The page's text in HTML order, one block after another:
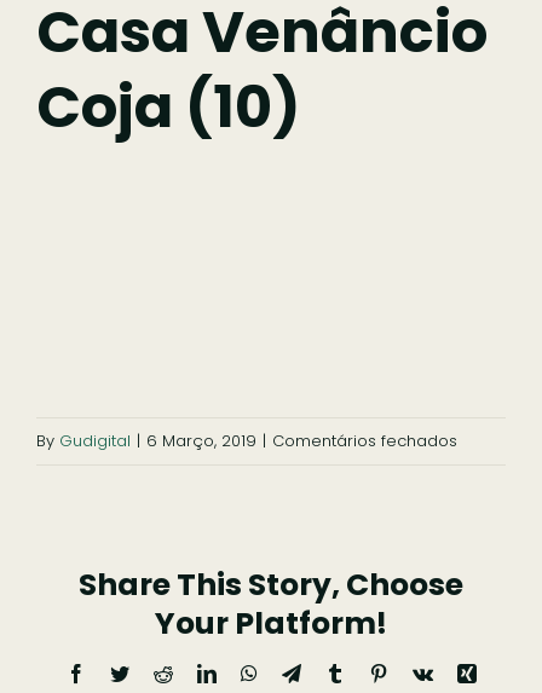
Casa Venâncio
Coja (10)
By Gudigital | 6 Março, 2019 | Comentários fechados
(10)
Share This Story, Choose
Your Platform!
Facebook
TwitterRedditLinkedInWhatsApp
TelegramTumblrPinterest
Vk
Xing